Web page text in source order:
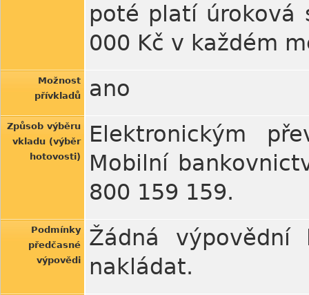
poté platí úroková
000 Kč v každém
Možnost
přívkladů
ano
Způsob výběru
vkladu (výběr
hotovosti)
Elektronickým
Mobilní
800 159 159.
Podmínky
předčasné
výpovědi
Žádná
nakládat.